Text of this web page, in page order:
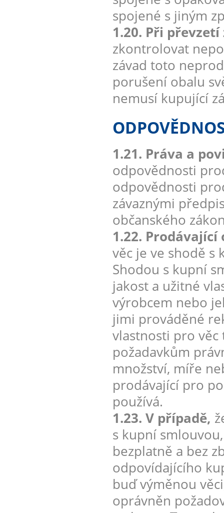
spojené s jiným
1.20. Při
zkontrolovat
závad toto
porušení obalu
nemusí kupující
1.21. Práva a
odpovědnosti
odpovědnosti
závaznými
občanského
1.22.
věc je ve shodě s
Shodou s kupní
jakost a užitné
výrobcem nebo
jimi prováděné
vlastnosti pro
požadavkům
množství, míře
prodávající pro
používá.
1.23. V případě,
s kupní
bezplatně a bez
odpovídajícího
buď výměnou
oprávněn